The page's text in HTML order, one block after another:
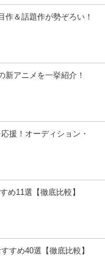
作＆話題作が勢ぞろい！
新アニメを一挙紹介！
援！オーディション・
め11選【徹底比較】
すめ40選【徹底比較】